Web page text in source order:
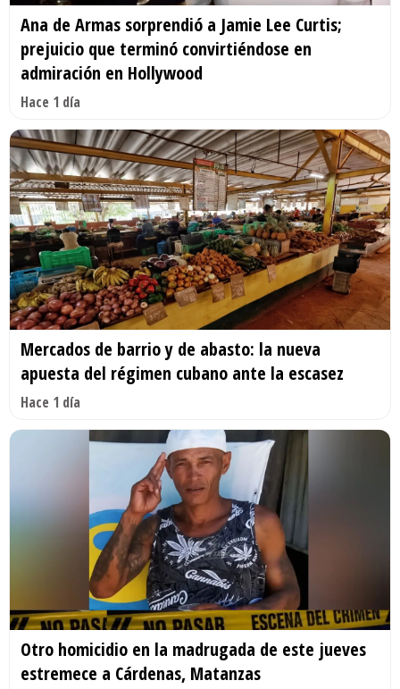
Ana de Armas sorprendió a Jamie Lee Curtis;
prejuicio que terminó convirtiéndose en
admiración en Hollywood
Hace 1 día
Mercados de barrio y de abasto: la nueva
apuesta del régimen cubano ante la escasez
Hace 1 día
Otro homicidio en la madrugada de este jueves
estremece a Cárdenas, Matanzas